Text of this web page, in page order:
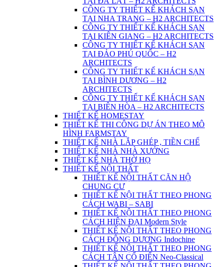
CÔNG TY THIẾT KẾ KHÁCH SẠN
TẠI NHA TRANG – H2 ARCHITECTS
CÔNG TY THIẾT KẾ KHÁCH SẠN
TẠI KIÊN GIANG – H2 ARCHITECTS
CÔNG TY THIẾT KẾ KHÁCH SẠN
TẠI ĐẢO PHÚ QUỐC – H2
ARCHITECTS
CÔNG TY THIẾT KẾ KHÁCH SẠN
TẠI BÌNH DƯƠNG – H2
ARCHITECTS
CÔNG TY THIẾT KẾ KHÁCH SẠN
TẠI BIÊN HÒA – H2 ARCHITECTS
THIẾT KẾ HOMESTAY
THIẾT KẾ THI CÔNG DỰ ÁN THEO MÔ
HÌNH FARMSTAY
THIẾT KẾ NHÀ LẮP GHÉP , TIỀN CHẾ
THIẾT KẾ NHÀ NHÀ XƯỞNG
THIẾT KẾ NHÀ THỜ HỌ
THIẾT KẾ NỘI THẤT
THIẾT KẾ NỘI THẤT CĂN HỘ
CHUNG CƯ
THIẾT KẾ NỘI THẤT THEO PHONG
CÁCH WABI – SABI
THIẾT KẾ NỘI THẤT THEO PHONG
CÁCH HIỆN ĐẠI Modern Style
THIẾT KẾ NỘI THẤT THEO PHONG
CÁCH ĐÔNG DƯƠNG Indochine
THIẾT KẾ NỘI THẤT THEO PHONG
CÁCH TÂN CỔ ĐIỂN Neo-Classical